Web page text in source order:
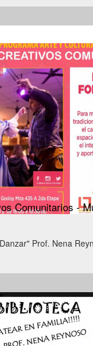
Comunitarios -
Prof. Nena